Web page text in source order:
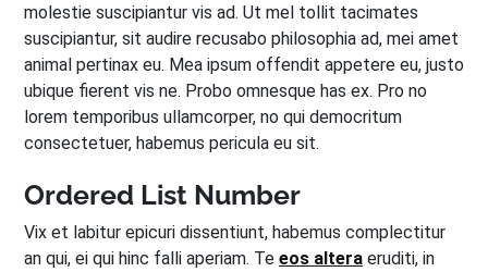
molestie suscipiantur vis ad. Ut mel tollit tacimates
suscipiantur, sit audire recusabo philosophia ad, mei amet
animal pertinax eu. Mea ipsum offendit appetere eu, justo
ubique fierent vis ne. Probo omnesque has ex. Pro no
lorem temporibus ullamcorper, no qui democritum
consectetuer, habemus pericula eu sit.
Ordered List Number
Vix et labitur epicuri dissentiunt, habemus complectitur
an qui, ei qui hinc falli aperiam. Te eos altera eruditi, in